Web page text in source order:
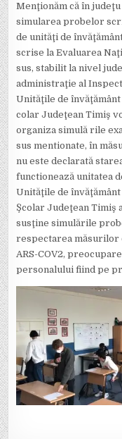
Menţionăm că în
simularea probelor
de unităţi de
scrise la Evaluarea
sus, stabilit la nivel
administraţie al
Unităţile de
colar Judeţean Timiş
organiza simulă rile
sus mentionate, în
nu este declarată
functionează unitatea
Unităţile de
Şcolar Judeţean
susţine simulările
respectarea
ARS-COV2,
personalului fiind pe